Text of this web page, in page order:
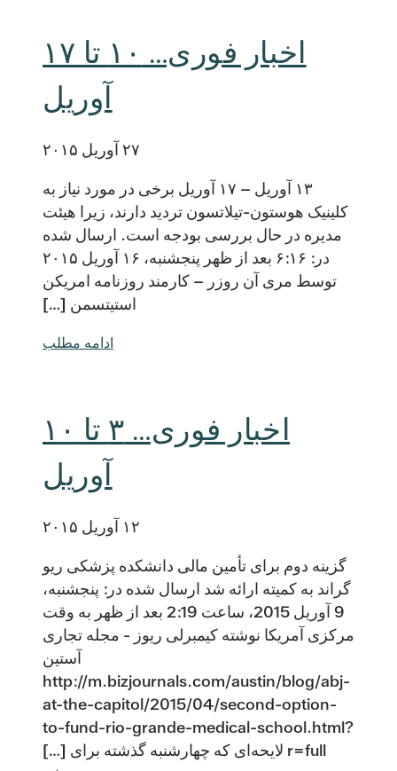
اخبار فوری… ۱۰ تا ۱۷
آوریل
۲۷ آوریل ۲۰۱۵
۱۳ آوریل – ۱۷ آوریل برخی در مورد نیاز به
کلینیک هوستون-تیلاتسون تردید دارند، زیرا هیئت
مدیره در حال بررسی بودجه است. ارسال شده
در: ۶:۱۶ بعد از ظهر پنجشنبه، ۱۶ آوریل ۲۰۱۵
توسط مری آن روزر – کارمند روزنامه امریکن
استیتسمن […]
ادامه مطلب
اخبار فوری… ۳ تا ۱۰
آوریل
۱۲ آوریل ۲۰۱۵
گزینه دوم برای تأمین مالی دانشکده پزشکی ریو
گراند به کمیته ارائه شد ارسال شده در: پنجشنبه،
9 آوریل 2015، ساعت 2:19 بعد از ظهر به وقت
مرکزی آمریکا نوشته کیمبرلی ریوز - مجله تجاری
آستین
http://m.bizjournals.com/austin/blog/abj-
at-the-capitol/2015/04/second-option-
to-fund-rio-grande-medical-school.html?
r=full لایحه‌ای که چهارشنبه گذشته برای […]